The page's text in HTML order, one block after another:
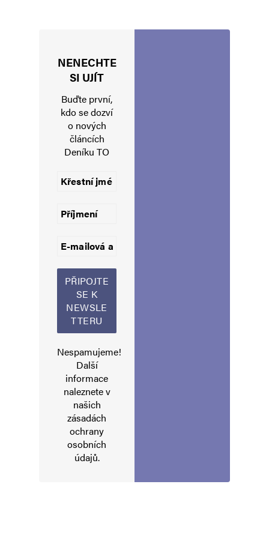
Uložit do prohlížeče jméno, e-mail a webovou stránku pro budoucí
Informujte mě o nových komentářích e-mailem.
Informujte mě o nových příspěvcích e-mailem.
Alternative:
NENECHTE
SI UJÍT
Buďte první,
kdo se dozví
o nových
článcích
Deníku TO
Nespamujeme!
Další
informace
naleznete v
našich
zásadách
ochrany
osobních
údajů.